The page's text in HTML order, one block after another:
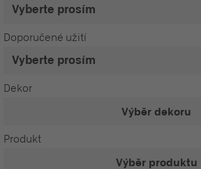
Doporučené užití
Dekor
Výběr dekoru
Produkt
Výběr produktu